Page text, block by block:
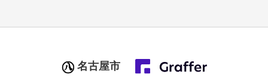
名古屋市